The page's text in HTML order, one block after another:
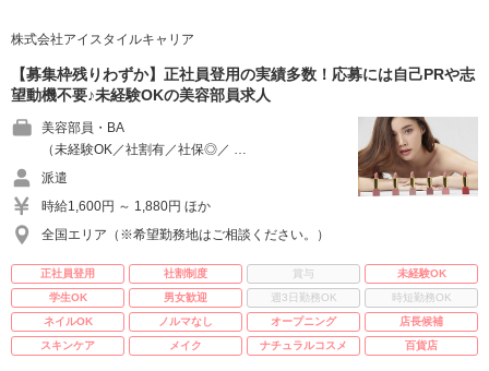
株式会社アイスタイルキャリア
【募集枠残りわずか】正社員登用の実績多数！応募には自己PRや志
望動機不要♪未経験OKの美容部員求人
美容部員・BA
（未経験OK／社割有／社保◎／ …
派遣
時給1,600円 ～ 1,880円 ほか
全国エリア（※希望勤務地はご相談ください。）
正社員登用 社割制度 賞与
未経験OK
学生OK
男女歓迎 週3日勤務OK
時短勤務OK
ネイルOK
ノルマなし オープニング
店長候補
スキンケア
メイク ナチュラルコスメ 百貨店